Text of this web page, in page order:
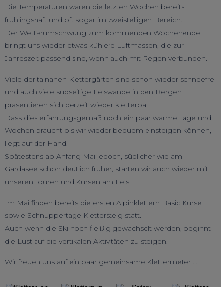
Die Temperaturen waren die letzten Wochen bereits
frühlingshaft und oft sogar im zweistelligen Bereich.
Der Wetterumschwung zum kommenden Wochenende
bringt uns wieder etwas kühlere Luftmassen, die zur
Jahreszeit passend sind, wenn auch mit Regen verbunden.
Viele der talnahen Klettergärten sind schon wieder schneefrei
und auch viele südseitige Felswände in den Bergen
präsentieren sich derzeit wieder kletterbar.
Dass dies erfahrungsgemäß noch ein paar warme Tage und
Wochen braucht bis wir wieder bequem einsteigen können,
liegt auf der Hand.
Spätestens ab Anfang Mai jedoch, südlicher wie am
Gardasee schon deutlich früher, starten wir auch wieder mit
unseren Touren und Kursen am Fels.
Im Mai finden bereits die ersten Alpinklettern Basic Kurse
sowie Schnuppertage Klettersteig statt.
Auch wenn die Ski noch fleißig gewachselt werden, beginnt
die Lust auf die vertikalen Aktivitäten zu steigen.
Wir freuen uns auf ein paar gemeinsame Klettermeter …